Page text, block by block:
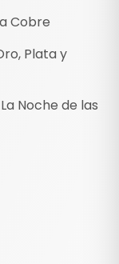
Cobre
Plata y
Noche de las